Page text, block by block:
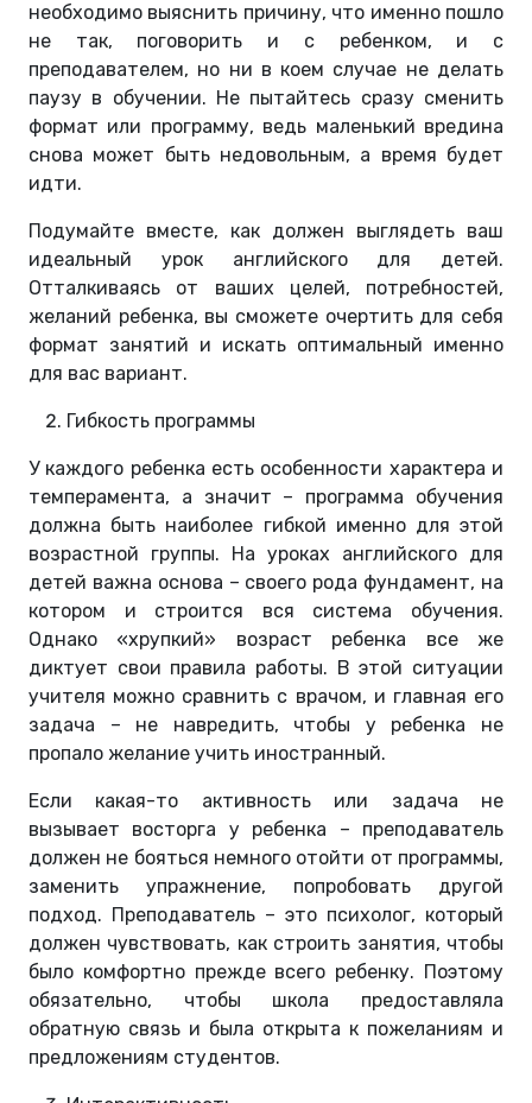
необходимо выяснить причину, что именно пошло
не так, поговорить и с ребенком, и с
преподавателем, но ни в коем случае не делать
паузу в обучении. Не пытайтесь сразу сменить
формат или программу, ведь маленький вредина
снова может быть недовольным, а время будет
идти.
Подумайте вместе, как должен выглядеть ваш
идеальный урок английского для детей.
Отталкиваясь от ваших целей, потребностей,
желаний ребенка, вы сможете очертить для себя
формат занятий и искать оптимальный именно
для вас вариант.
Гибкость программы
У каждого ребенка есть особенности характера и
темперамента, а значит – программа обучения
должна быть наиболее гибкой именно для этой
возрастной группы. На уроках английского для
детей важна основа – своего рода фундамент, на
котором и строится вся система обучения.
Однако «хрупкий» возраст ребенка все же
диктует свои правила работы. В этой ситуации
учителя можно сравнить с врачом, и главная его
задача – не навредить, чтобы у ребенка не
пропало желание учить иностранный.
Если какая-то активность или задача не
вызывает восторга у ребенка – преподаватель
должен не бояться немного отойти от программы,
заменить упражнение, попробовать другой
подход. Преподаватель – это психолог, который
должен чувствовать, как строить занятия, чтобы
было комфортно прежде всего ребенку. Поэтому
обязательно, чтобы школа предоставляла
обратную связь и была открыта к пожеланиям и
предложениям студентов.